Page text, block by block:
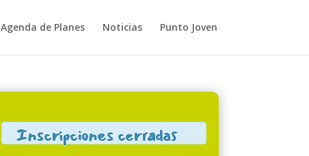
Agenda de Planes Noticias Punto Joven
Inscripciones cerradas